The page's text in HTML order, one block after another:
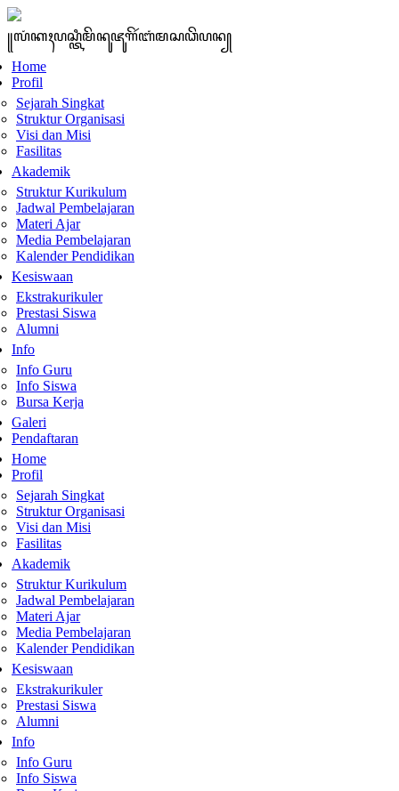
꧋ꦭꦁꦏꦃꦥꦱ꧀ꦠꦶꦩꦼꦤꦸꦗꦸꦒꦼꦂꦧꦁꦩꦱꦣꦼꦥꦤ꧀
Home
Profil
Sejarah Singkat
Struktur Organisasi
Visi dan Misi
Fasilitas
Akademik
Struktur Kurikulum
Jadwal Pembelajaran
Materi Ajar
Media Pembelajaran
Kalender Pendidikan
Kesiswaan
Ekstrakurikuler
Prestasi Siswa
Alumni
Info
Info Guru
Info Siswa
Bursa Kerja
Galeri
Pendaftaran
Home
Profil
Sejarah Singkat
Struktur Organisasi
Visi dan Misi
Fasilitas
Akademik
Struktur Kurikulum
Jadwal Pembelajaran
Materi Ajar
Media Pembelajaran
Kalender Pendidikan
Kesiswaan
Ekstrakurikuler
Prestasi Siswa
Alumni
Info
Info Guru
Info Siswa